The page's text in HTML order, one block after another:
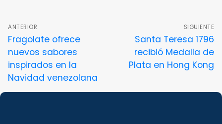
ANTERIOR
Fragolate ofrece
nuevos sabores
inspirados en la
Navidad venezolana
SIGUIENTE
Santa Teresa 1796
recibió Medalla de
Plata en Hong Kong